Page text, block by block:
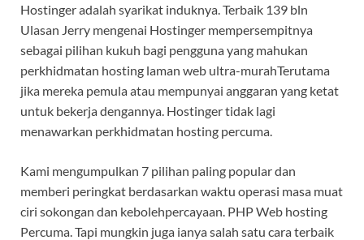
Hostinger adalah syarikat induknya. Terbaik 139 bln
Ulasan Jerry mengenai Hostinger mempersempitnya
sebagai pilihan kukuh bagi pengguna yang mahukan
perkhidmatan hosting laman web ultra-murahTerutama
jika mereka pemula atau mempunyai anggaran yang ketat
untuk bekerja dengannya. Hostinger tidak lagi
menawarkan perkhidmatan hosting percuma.
Kami mengumpulkan 7 pilihan paling popular dan
memberi peringkat berdasarkan waktu operasi masa muat
ciri sokongan dan kebolehpercayaan. PHP Web hosting
Percuma. Tapi mungkin juga ianya salah satu cara terbaik